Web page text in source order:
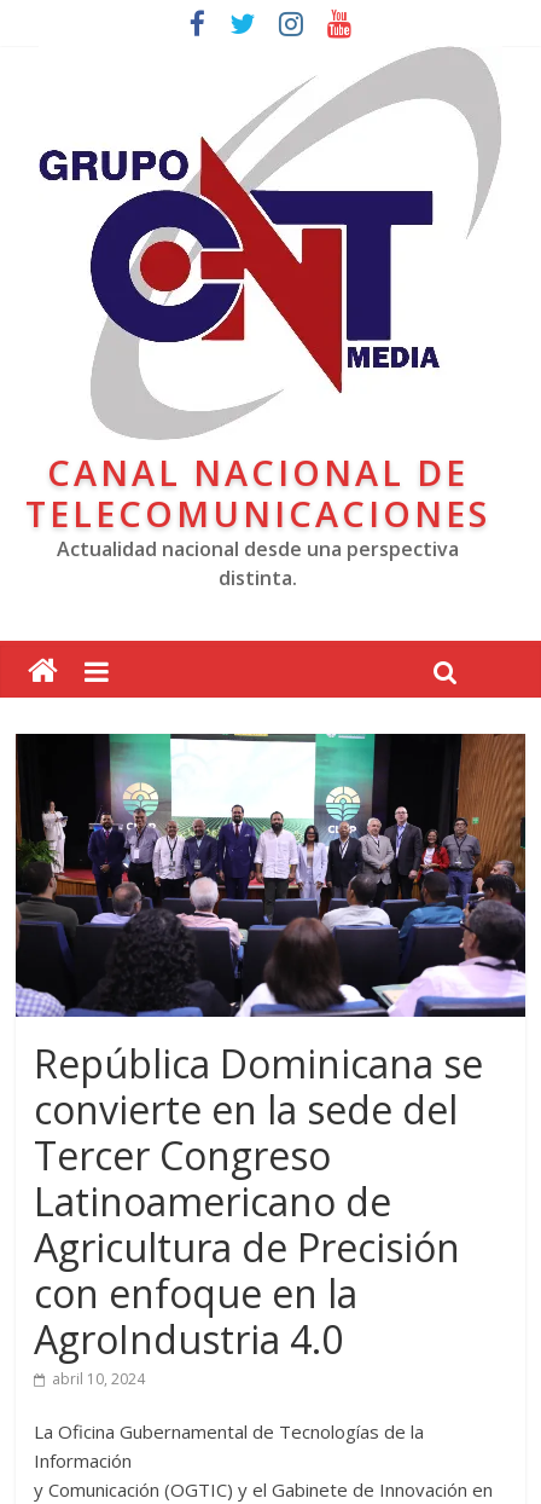
CANAL NACIONAL DE
TELECOMUNICACIONES
Actualidad nacional desde una perspectiva
distinta.
República Dominicana se
convierte en la sede del
Tercer Congreso
Latinoamericano de
Agricultura de Precisión
con enfoque en la
AgroIndustria 4.0
abril 10, 2024
La Oficina Gubernamental de Tecnologías de la
Información
y Comunicación (OGTIC) y el Gabinete de Innovación en